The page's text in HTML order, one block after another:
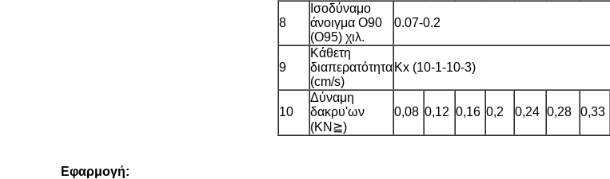
8
Ισοδύναμο
άνοιγμα O90
(O95) χιλ.
0.07-0.2
9
Κάθετη
διαπερατότητα
(cm/s)
Kx (10-1-10-3)
10
Δύναμη
δακρυ'ων
(KN≧)
0,08 0,12 0,16 0,2 0,24 0,28 0,33
Εφαρμογή: